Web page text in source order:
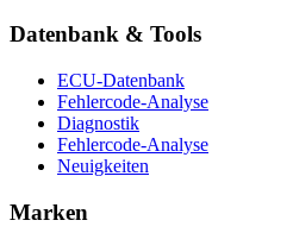
Datenbank & Tools
ECU-Datenbank
Fehlercode-Analyse
Diagnostik
Fehlercode-Analyse
Neuigkeiten
Marken